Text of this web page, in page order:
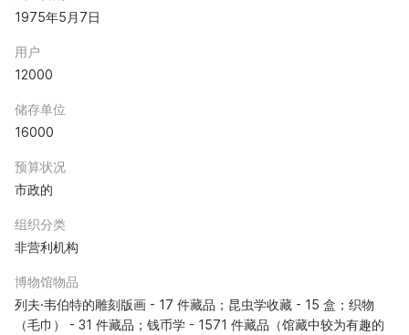
1975年5月7日
用户
12000
储存单位
16000
预算状况
市政的
组织分类
非营利机构
博物馆物品
列夫·韦伯特的雕刻版画 - 17 件藏品；昆虫学收藏 - 15 盒；织物
（毛巾） - 31 件藏品；钱币学 - 1571 件藏品（馆藏中较为有趣的